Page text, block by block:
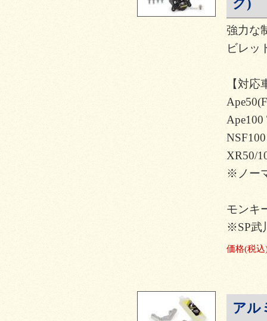
ク)
強力な
ビレッ
【対応
Ape100
NSF100
XR50/
※ノー
モンキ
※SP武
価格(税込
アル